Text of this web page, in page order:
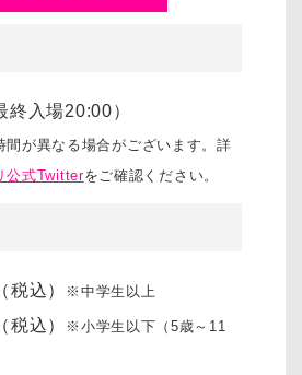
終入場20:00）
が異なる場合がございます。詳
公式Twitterをご確認ください。
税込） ※中学生以上
込） ※小学生以下（5歳～11